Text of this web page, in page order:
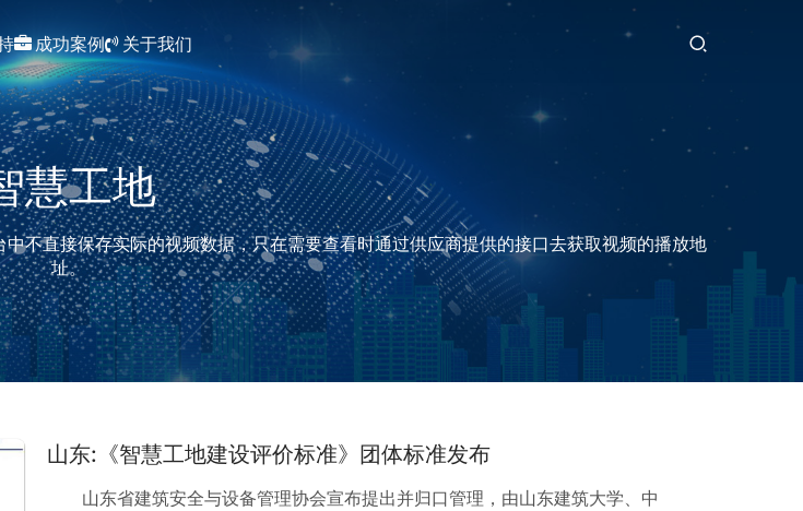
成功案例 关于我们
慧工地
不直接保存实际的视频数据，只在需要查看时通过供应商提供的接口去获取视频的播放地
址。
山东:《智慧工地建设评价标准》团体标准发布
山东省建筑安全与设备管理协会宣布提出并归口管理，由山东建筑大学、中